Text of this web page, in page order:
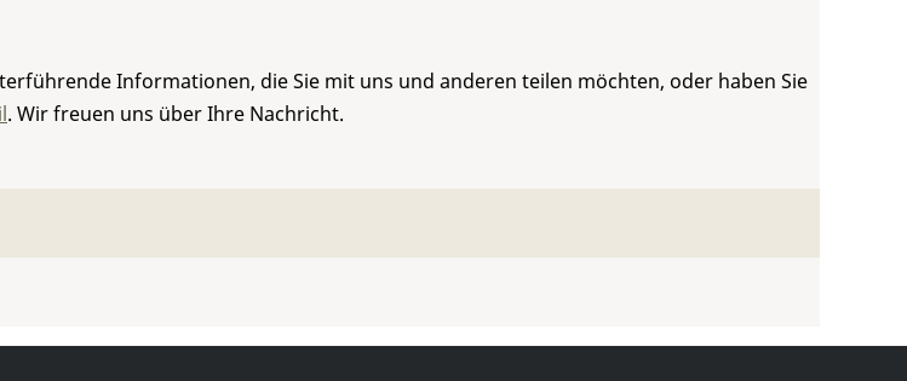
Informationen, die Sie mit uns und anderen teilen möchten, oder haben Sie
. Wir freuen uns über Ihre Nachricht.